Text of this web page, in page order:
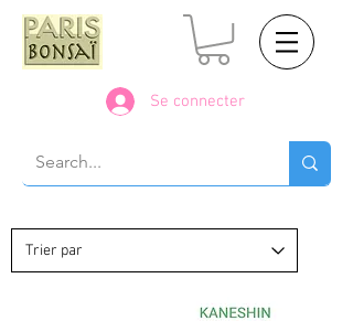
Se connecter